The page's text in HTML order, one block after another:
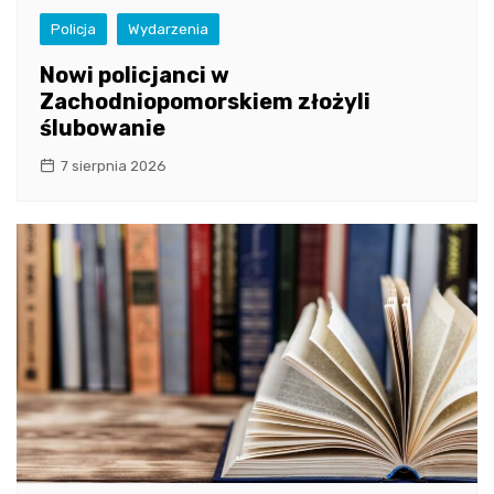
Policja Wydarzenia
Nowi policjanci w
Zachodniopomorskiem złożyli
ślubowanie
7 sierpnia 2026